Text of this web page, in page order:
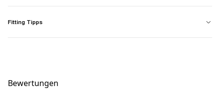
Fitting Tipps
Bewertungen